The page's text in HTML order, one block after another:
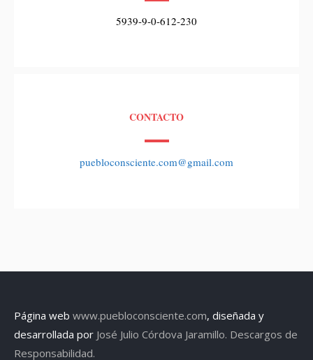
5939-9-0-612-230
CONTACTO
puebloconsciente.com@gmail.com
Página web www.puebloconsciente.com, diseñada y
desarrollada por José Julio Córdova Jaramillo. Descargos de
Responsabilidad.